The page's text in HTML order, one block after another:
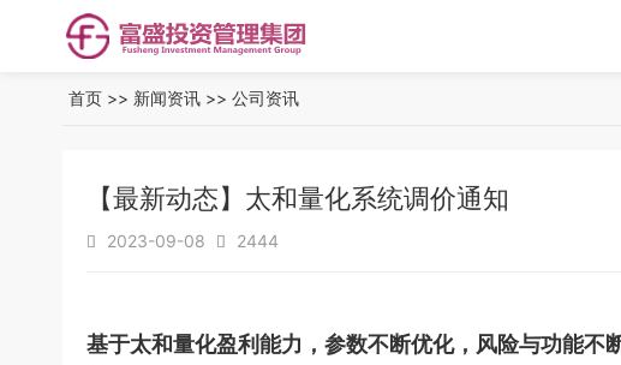
首页 >> 新闻资讯 >> 公司资讯
【最新动态】太和量化系统调价通知
 2023-09-08  2444
基于太和量化盈利能力，参数不断优化，风险与功能